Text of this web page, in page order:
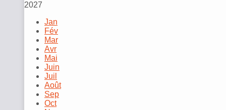
2027
Jan
Fév
Mar
Avr
Mai
Juin
Juil
Août
Sep
Oct